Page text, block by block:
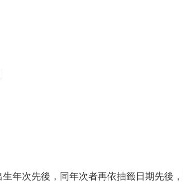
年次先後，同年次者再依抽籤日期先後